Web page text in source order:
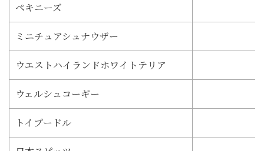
ペキニーズ
ミニチュアシュナウザー
ウエストハイランドホワイトテリア
ウェルシュコーギー
トイプードル